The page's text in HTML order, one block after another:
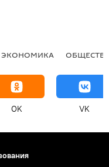
ЭКОНОМИКА
OK VK